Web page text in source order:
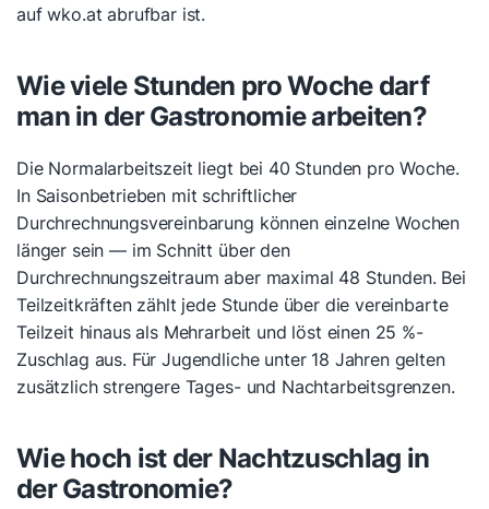
auf wko.at abrufbar ist.
Wie viele Stunden pro Woche darf
man in der Gastronomie arbeiten?
Die Normalarbeitszeit liegt bei 40 Stunden pro Woche.
In Saisonbetrieben mit schriftlicher
Durchrechnungsvereinbarung können einzelne Wochen
länger sein — im Schnitt über den
Durchrechnungszeitraum aber maximal 48 Stunden. Bei
Teilzeitkräften zählt jede Stunde über die vereinbarte
Teilzeit hinaus als Mehrarbeit und löst einen 25 %-
Zuschlag aus. Für Jugendliche unter 18 Jahren gelten
zusätzlich strengere Tages- und Nachtarbeitsgrenzen.
Wie hoch ist der Nachtzuschlag in
der Gastronomie?